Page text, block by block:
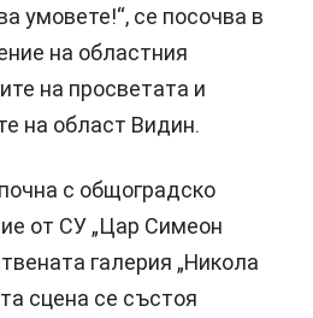
умовете!“, се посочва в
на областния
на просветата и
на област Видин.
с общоградско
от СУ „Цар Симеон
галерия „Никола
сцена се състоя